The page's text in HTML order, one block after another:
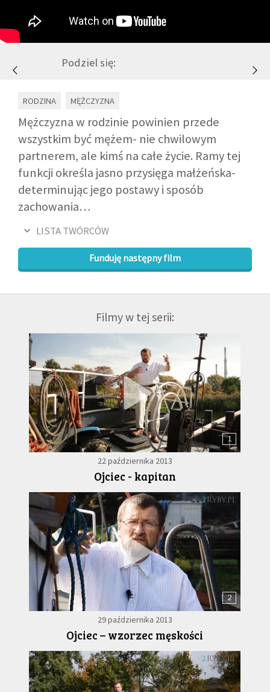
WESPRZYJ NAS
PARTNERZY
NEWSLETTER
KONTAKT
Podziel się:
RODZINA MĘŻCZYZNA
Mężczyzna w rodzinie powinien przede
wszystkim być mężem- nie chwilowym
partnerem, ale kimś na całe życie. Ramy tej
funkcji określa jasno przysięga małżeńska-
determinując jego postawy i sposób
zachowania…
LISTA TWÓRCÓW
Funduję następny film
Filmy w tej serii:
1
22 października 2013
Ojciec - kapitan
2
29 października 2013
Ojciec – wzorzec męskości